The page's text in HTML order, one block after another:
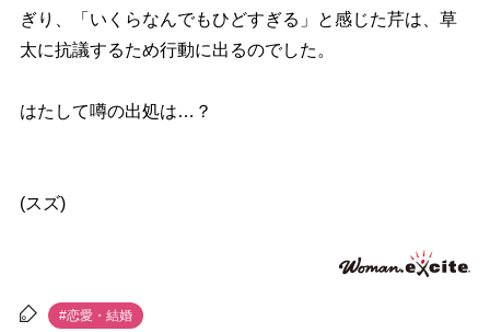
ぎり、「いくらなんでもひどすぎる」と感じた芹は、草
太に抗議するため行動に出るのでした。
はたして噂の出処は…？
(スズ)
#恋愛・結婚